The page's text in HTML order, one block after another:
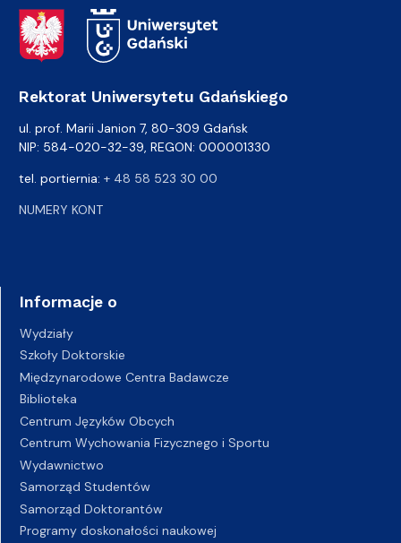
Adres Rektoratu
Rektorat Uniwersytetu Gdańskiego
ul. prof. Marii Janion 7, 80-309 Gdańsk
NIP: 584-020-32-39, REGON: 000001330
tel. portiernia: + 48 58 523 30 00
NUMERY KONT
Informacje o
Wydziały
Szkoły Doktorskie
Międzynarodowe Centra Badawcze
Biblioteka
Centrum Języków Obcych
Centrum Wychowania Fizycznego i Sportu
Wydawnictwo
Samorząd Studentów
Samorząd Doktorantów
Programy doskonałości naukowej